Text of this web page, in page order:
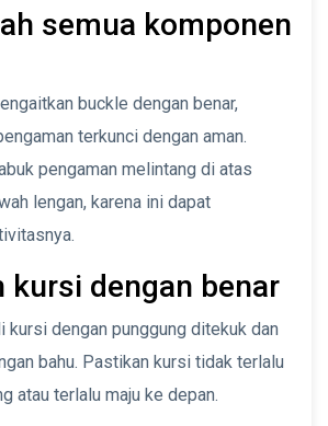
semua komponen
buckle dengan benar,
terkunci dengan aman.
pengaman melintang di atas
lengan, karena ini dapat
kursi dengan benar
kursi dengan punggung ditekuk dan
bahu. Pastikan kursi tidak terlalu
atau terlalu maju ke depan.